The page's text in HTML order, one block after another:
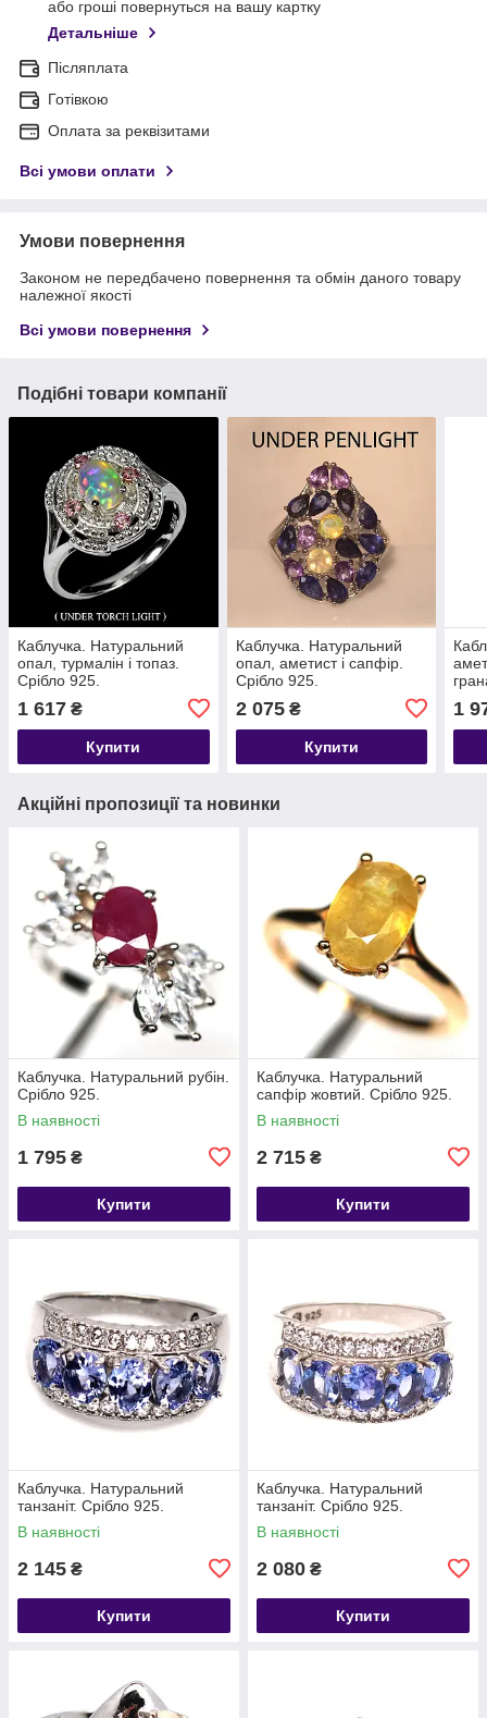
або гроші повернуться на вашу картку
Детальніше
Післяплата
Готівкою
Оплата за реквізитами
Всі умови оплати
Умови повернення
Законом не передбачено повернення та обмін даного товару
належної якості
Всі умови повернення
Подібні товари компанії
Каблучка. Натуральний
опал, турмалін і топаз.
Срібло 925.
1 617 ₴
Купити
Каблучка. Натуральний
опал, аметист і сапфір.
Срібло 925.
2 075₴
Купити
1
Акційні пропозиції та новинки
Каблучка. Натуральний рубін.
Срібло 925.
В наявності
1 795 ₴
Купити
Каблучка. Натуральний
сапфір жовтий. Срібло 925.
В наявності
2 715 ₴
Купити
Каблучка. Натуральний
танзаніт. Срібло 925.
В наявності
2 145 ₴
Купити
Каблучка. Натуральний
танзаніт. Срібло 925.
В наявності
2 080 ₴
Купити